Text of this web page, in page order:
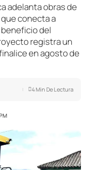
adelanta obras de
conecta a
beneficio del
registra un
en agosto de
4 Min De Lectura